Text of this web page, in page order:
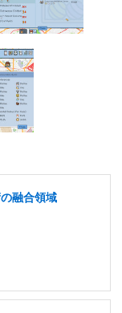
融合領域